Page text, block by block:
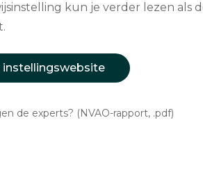
kun je verder lezen als
instellingswebsite
de experts? (NVAO-rapport, .pdf)